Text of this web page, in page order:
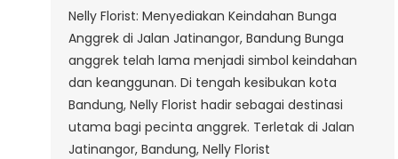
Nelly Florist: Menyediakan Keindahan Bunga
Anggrek di Jalan Jatinangor, Bandung Bunga
anggrek telah lama menjadi simbol keindahan
dan keanggunan. Di tengah kesibukan kota
Bandung, Nelly Florist hadir sebagai destinasi
utama bagi pecinta anggrek. Terletak di Jalan
Jatinangor, Bandung, Nelly Florist